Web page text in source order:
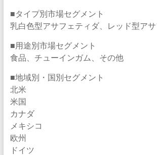
■タイプ別市場セグメント
乳白色型アサフェティダ、レッド型ア
■用途別市場セグメント
食品、チューインガム、その他
■地域別・国別セグメント
北米
米国
カナダ
メキシコ
欧州
ドイツ